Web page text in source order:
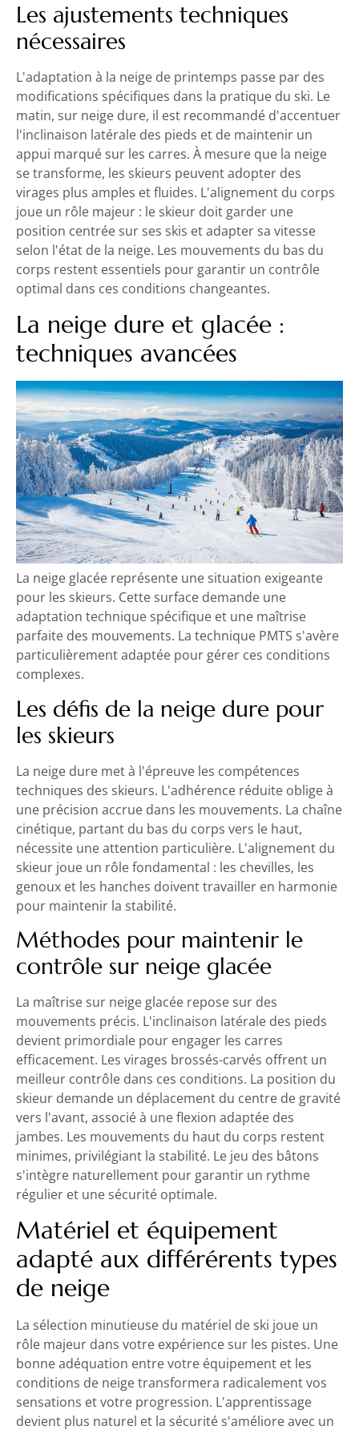
Les ajustements techniques
nécessaires
L'adaptation à la neige de printemps passe par des
modifications spécifiques dans la pratique du ski. Le
matin, sur neige dure, il est recommandé d'accentuer
l'inclinaison latérale des pieds et de maintenir un
appui marqué sur les carres. À mesure que la neige
se transforme, les skieurs peuvent adopter des
virages plus amples et fluides. L'alignement du corps
joue un rôle majeur : le skieur doit garder une
position centrée sur ses skis et adapter sa vitesse
selon l'état de la neige. Les mouvements du bas du
corps restent essentiels pour garantir un contrôle
optimal dans ces conditions changeantes.
La neige dure et glacée :
techniques avancées
La neige glacée représente une situation exigeante
pour les skieurs. Cette surface demande une
adaptation technique spécifique et une maîtrise
parfaite des mouvements. La technique PMTS s'avère
particulièrement adaptée pour gérer ces conditions
complexes.
Les défis de la neige dure pour
les skieurs
La neige dure met à l'épreuve les compétences
techniques des skieurs. L'adhérence réduite oblige à
une précision accrue dans les mouvements. La chaîne
cinétique, partant du bas du corps vers le haut,
nécessite une attention particulière. L'alignement du
skieur joue un rôle fondamental : les chevilles, les
genoux et les hanches doivent travailler en harmonie
pour maintenir la stabilité.
Méthodes pour maintenir le
contrôle sur neige glacée
La maîtrise sur neige glacée repose sur des
mouvements précis. L'inclinaison latérale des pieds
devient primordiale pour engager les carres
efficacement. Les virages brossés-carvés offrent un
meilleur contrôle dans ces conditions. La position du
skieur demande un déplacement du centre de gravité
vers l'avant, associé à une flexion adaptée des
jambes. Les mouvements du haut du corps restent
minimes, privilégiant la stabilité. Le jeu des bâtons
s'intègre naturellement pour garantir un rythme
régulier et une sécurité optimale.
Matériel et équipement
adapté aux différérents types
de neige
La sélection minutieuse du matériel de ski joue un
rôle majeur dans votre expérience sur les pistes. Une
bonne adéquation entre votre équipement et les
conditions de neige transformera radicalement vos
sensations et votre progression. L'apprentissage
devient plus naturel et la sécurité s'améliore avec un